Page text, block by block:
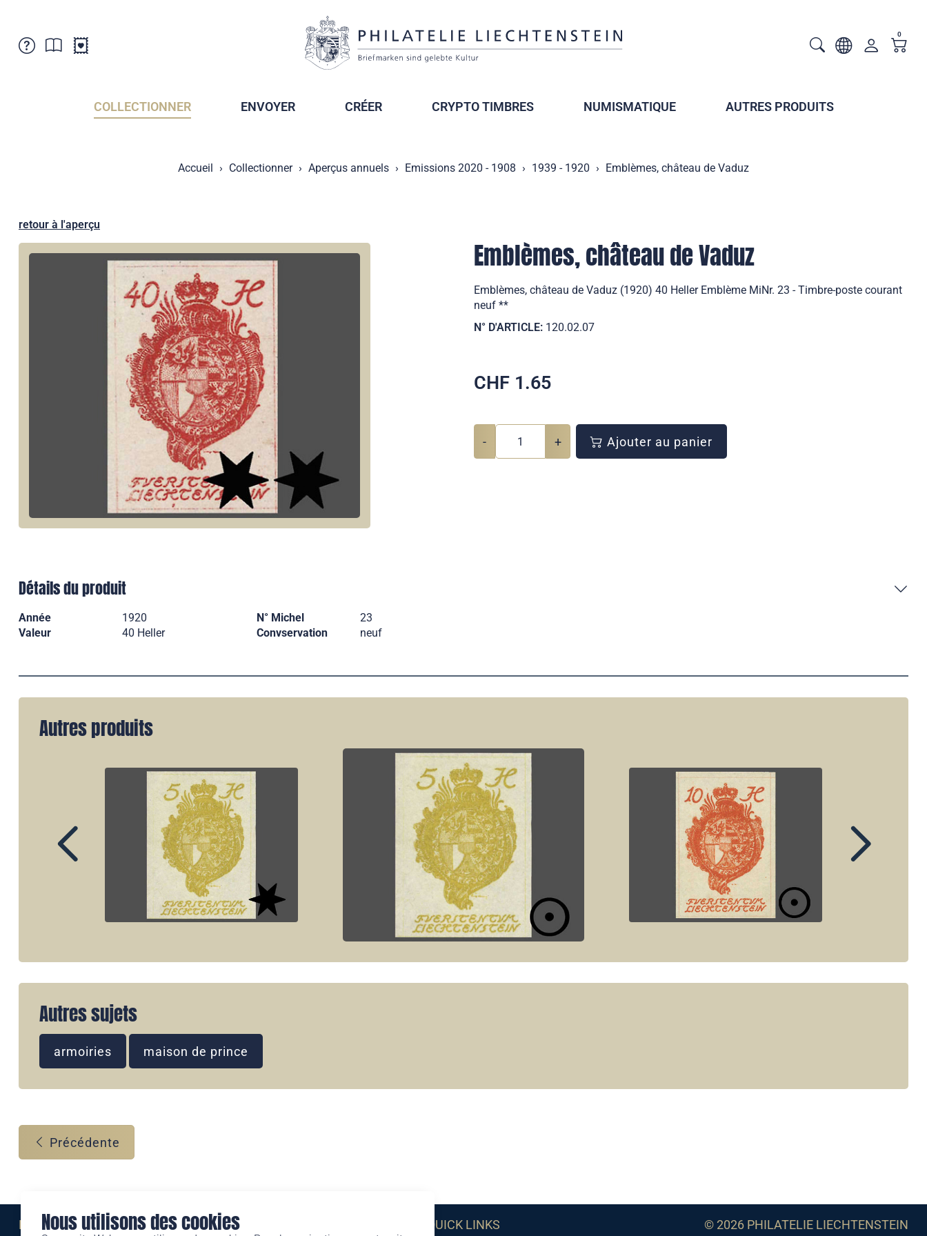
Nous utilisons des cookies
Points de vente
Abonnement
0
COLLECTIONNER ENVOYER CRÉER CRYPTO TIMBRES NUMISMATIQUE AUTRES PRODUITS
Accueil Collectionner Aperçus annuels Emissions 2020 - 1908 1939 - 1920 Emblèmes, château de Vaduz
retour à l'aperçu
Emblèmes, château de Vaduz
Emblèmes, château de Vaduz (1920) 40 Heller Emblème MiNr. 23 - Timbre-poste courant
neuf **
N° D'ARTICLE: 120.02.07
CHF 1.65
- + Ajouter au panier
Détails du produit
Année 1920 N° Michel
23
Valeur
40 Heller Convservation neuf
Autres produits
Autres sujets
armoiries maison de prince
Précédente
Eine Marke der QUICK LINKS © 2026 PHILATELIE LIECHTENSTEIN